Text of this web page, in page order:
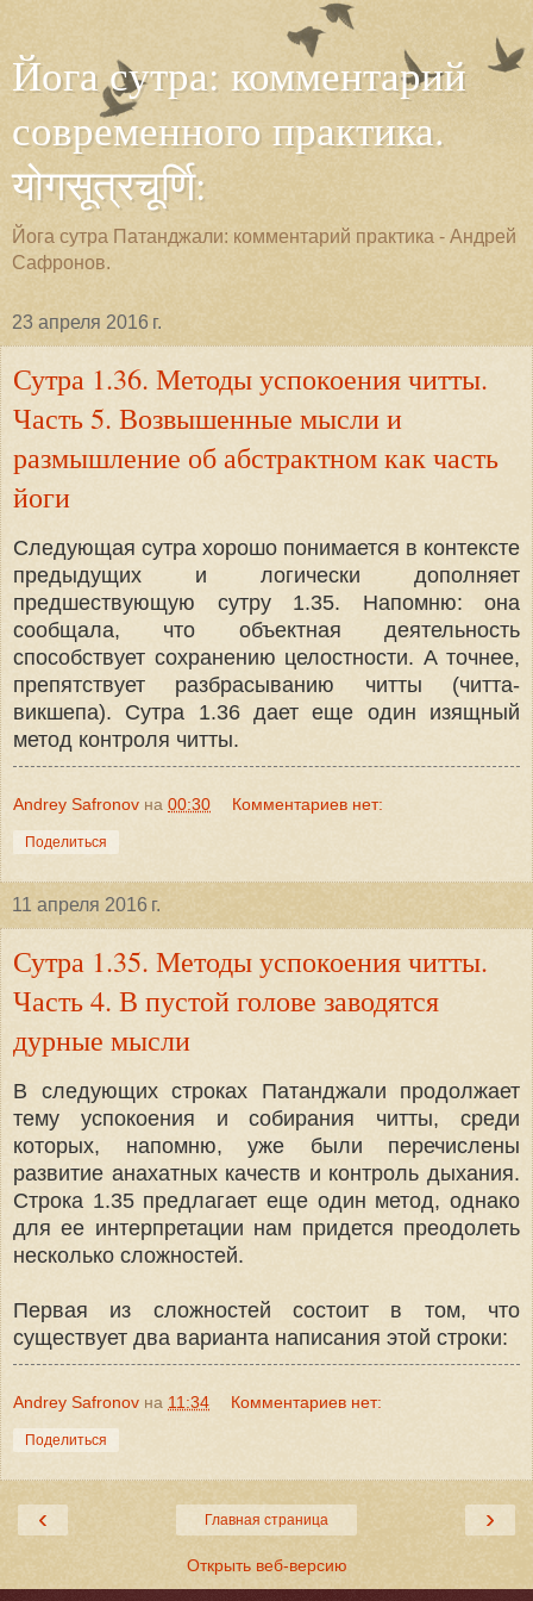
Йога сутра: комментарий
современного практика.
योगसूत्रचूर्णि:
Йога сутра Патанджали: комментарий практика - Андрей
Сафронов.
23 апреля 2016 г.
Сутра 1.36. Методы успокоения читты.
Часть 5. Возвышенные мысли и
размышление об абстрактном как часть
йоги
Следующая сутра хорошо понимается в контексте
предыдущих и логически дополняет
предшествующую сутру 1.35. Напомню: она
сообщала, что объектная деятельность
способствует сохранению целостности. А точнее,
препятствует разбрасыванию читты (читта-
викшепа). Сутра 1.36 дает еще один изящный
метод контроля читты.
Andrey Safronov на 00:30 Комментариев нет:
Поделиться
11 апреля 2016 г.
Сутра 1.35. Методы успокоения читты.
Часть 4. В пустой голове заводятся
дурные мысли
В следующих строках Патанджали продолжает
тему успокоения и собирания читты, среди
которых, напомню, уже были перечислены
развитие анахатных качеств и контроль дыхания.
Строка 1.35 предлагает еще один метод, однако
для ее интерпретации нам придется преодолеть
несколько сложностей.
Первая из сложностей состоит в том, что
существует два варианта написания этой строки:
Andrey Safronov на 11:34 Комментариев нет:
Поделиться
‹ ›
Главная страница
Открыть веб-версию